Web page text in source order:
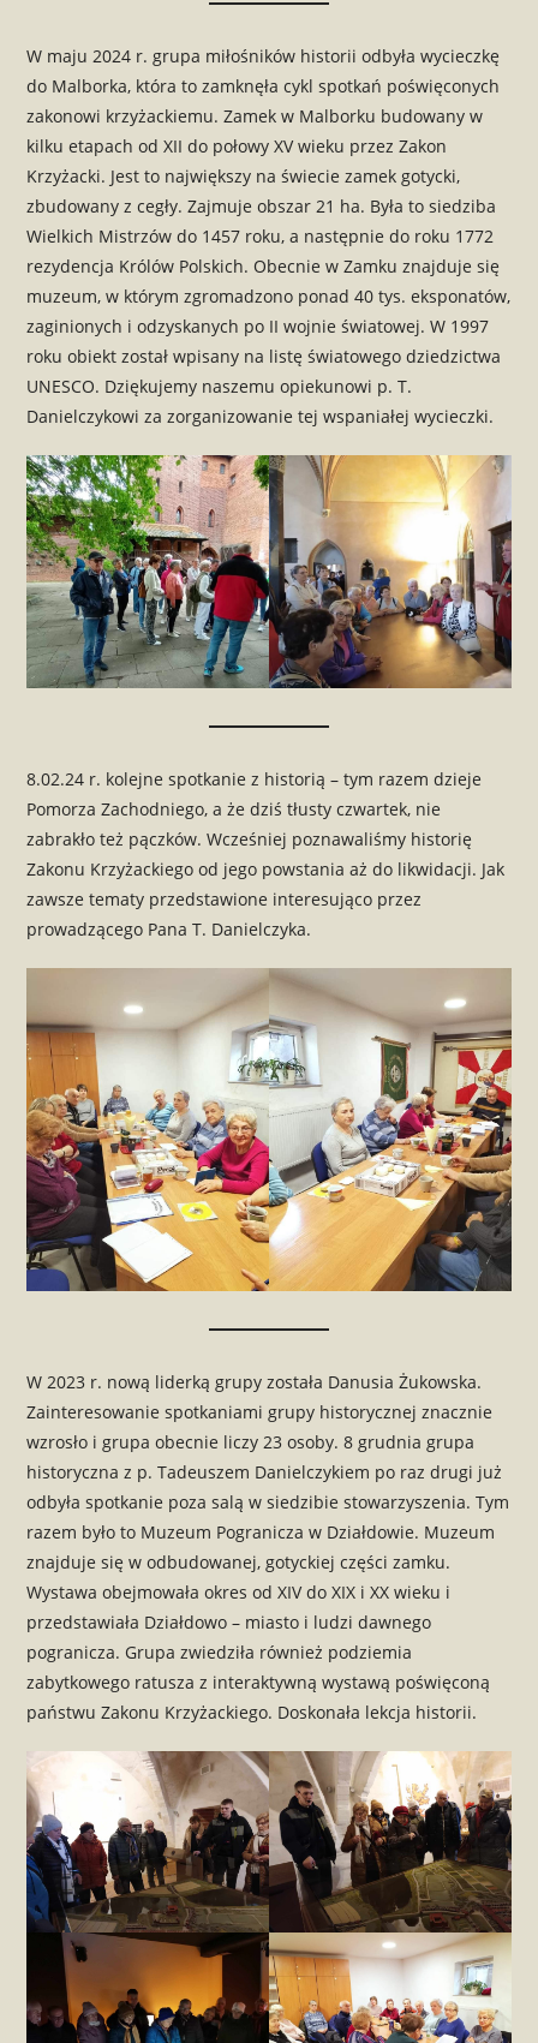
W maju 2024 r. grupa miłośników historii odbyła wycieczkę
do Malborka, która to zamknęła cykl spotkań poświęconych
zakonowi krzyżackiemu. Zamek w Malborku budowany w
kilku etapach od XII do połowy XV wieku przez Zakon
Krzyżacki. Jest to największy na świecie zamek gotycki,
zbudowany z cegły. Zajmuje obszar 21 ha. Była to siedziba
Wielkich Mistrzów do 1457 roku, a następnie do roku 1772
rezydencja Królów Polskich. Obecnie w Zamku znajduje się
muzeum, w którym zgromadzono ponad 40 tys. eksponatów,
zaginionych i odzyskanych po II wojnie światowej. W 1997
roku obiekt został wpisany na listę światowego dziedzictwa
UNESCO. Dziękujemy naszemu opiekunowi p. T.
Danielczykowi za zorganizowanie tej wspaniałej wycieczki.
8.02.24 r. kolejne spotkanie z historią – tym razem dzieje
Pomorza Zachodniego, a że dziś tłusty czwartek, nie
zabrakło też pączków. Wcześniej poznawaliśmy historię
Zakonu Krzyżackiego od jego powstania aż do likwidacji. Jak
zawsze tematy przedstawione interesująco przez
prowadzącego Pana T. Danielczyka.
W 2023 r. nową liderką grupy została Danusia Żukowska.
Zainteresowanie spotkaniami grupy historycznej znacznie
wzrosło i grupa obecnie liczy 23 osoby. 8 grudnia grupa
historyczna z p. Tadeuszem Danielczykiem po raz drugi już
odbyła spotkanie poza salą w siedzibie stowarzyszenia. Tym
razem było to Muzeum Pogranicza w Działdowie. Muzeum
znajduje się w odbudowanej, gotyckiej części zamku.
Wystawa obejmowała okres od XIV do XIX i XX wieku i
przedstawiała Działdowo – miasto i ludzi dawnego
pogranicza. Grupa zwiedziła również podziemia
zabytkowego ratusza z interaktywną wystawą poświęconą
państwu Zakonu Krzyżackiego. Doskonała lekcja historii.